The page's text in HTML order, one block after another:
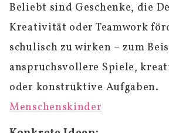
Beliebt sind Geschenke, die
Kreativität oder Teamwork
schulisch zu wirken – zum
anspruchsvollere Spiele,
oder konstruktive Aufgaben.
Menschenskinder